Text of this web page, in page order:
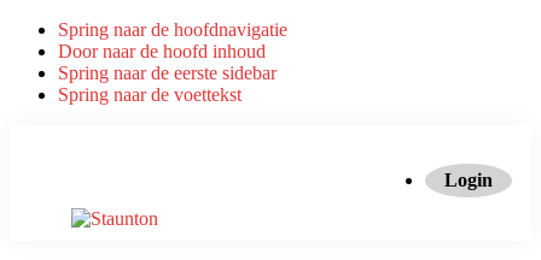
Spring naar de hoofdnavigatie
Door naar de hoofd inhoud
Spring naar de eerste sidebar
Spring naar de voettekst
Login